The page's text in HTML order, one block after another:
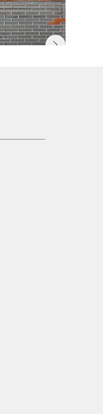
室 | 實心玻璃磚隔